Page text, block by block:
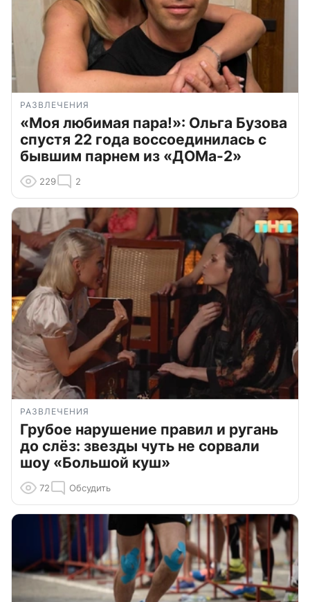
РАЗВЛЕЧЕНИЯ
«Моя любимая пара!»: Ольга Бузова
спустя 22 года воссоединилась с
бывшим парнем из «ДОМа-2»
229 2
РАЗВЛЕЧЕНИЯ
Грубое нарушение правил и ругань
до слёз: звезды чуть не сорвали
шоу «Большой куш»
72 Обсудить